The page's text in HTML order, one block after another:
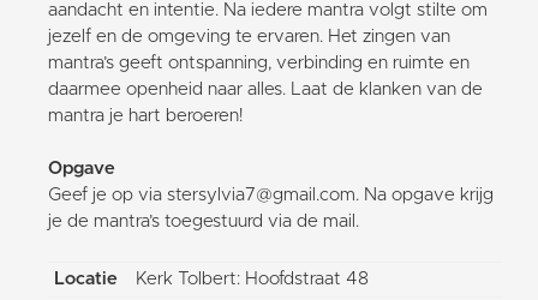
aandacht en intentie. Na iedere mantra volgt stilte om
jezelf en de omgeving te ervaren. Het zingen van
mantra’s geeft ontspanning, verbinding en ruimte en
daarmee openheid naar alles. Laat de klanken van de
mantra je hart beroeren!
Opgave
Geef je op via stersylvia7@gmail.com. Na opgave krijg
je de mantra’s toegestuurd via de mail.
Locatie
Kerk Tolbert: Hoofdstraat 48